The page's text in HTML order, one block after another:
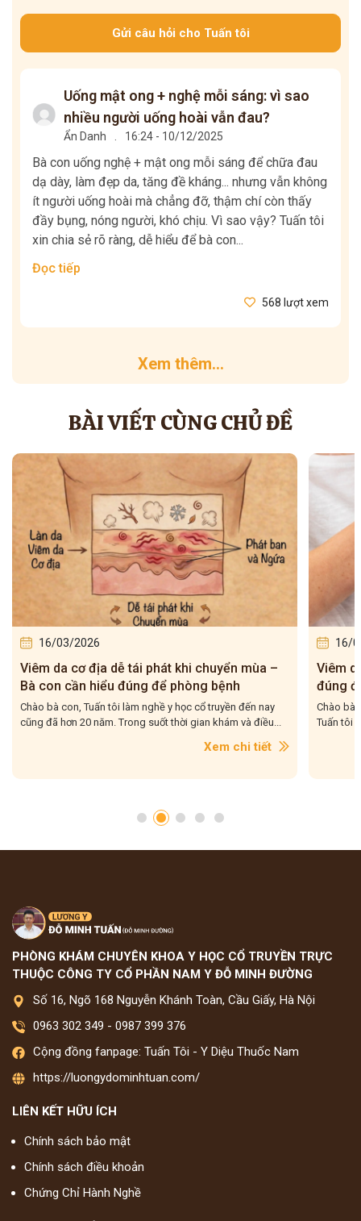
Gửi câu hỏi cho Tuấn tôi
Uống mật ong + nghệ mỗi sáng: vì sao
nhiều người uống hoài vẫn đau?
Ẩn Danh 16:24 - 10/12/2025
Bà con uống nghệ + mật ong mỗi sáng để chữa đau
dạ dày, làm đẹp da, tăng đề kháng... nhưng vẫn không
ít người uống hoài mà chẳng đỡ, thậm chí còn thấy
đầy bụng, nóng người, khó chịu. Vì sao vậy? Tuấn tôi
xin chia sẻ rõ ràng, dễ hiểu để bà con...
Đọc tiếp
568 lượt xem
Xem thêm...
BÀI VIẾT CÙNG CHỦ ĐỀ
16/03/2026
Viêm da cơ địa dễ tái phát khi chuyển mùa –
Bà con cần hiểu đúng để phòng bệnh
Chào bà con, Tuấn tôi làm nghề y học cổ truyền đến nay
cũng đã hơn 20 năm. Trong suốt thời gian khám và điều...
Xem chi tiết
16/
Viêm
đúng
Chào bà
Tuấn tôi
PHÒNG KHÁM CHUYÊN KHOA Y HỌC CỔ TRUYỀN TRỰC
THUỘC CÔNG TY CỔ PHẦN NAM Y ĐỖ MINH ĐƯỜNG
Số 16, Ngõ 168 Nguyễn Khánh Toàn, Cầu Giấy, Hà Nội
0963 302 349 - 0987 399 376
Cộng đồng fanpage: Tuấn Tôi - Y Diệu Thuốc Nam
https://luongydominhtuan.com/
LIÊN KẾT HỮU ÍCH
Chính sách bảo mật
Chính sách điều khoản
Chứng Chỉ Hành Nghề